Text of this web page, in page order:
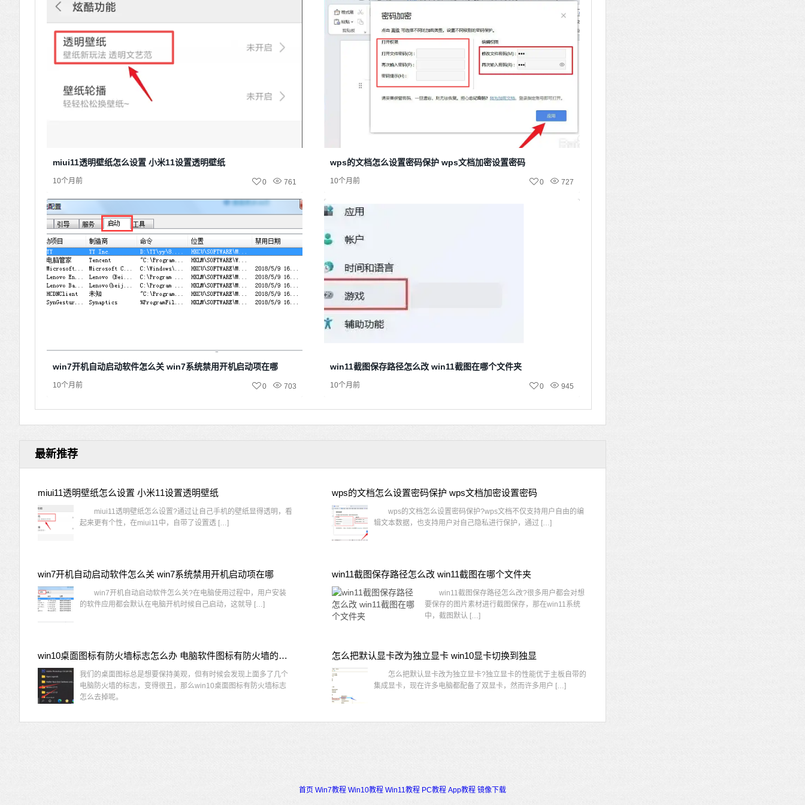
miui11透明壁纸怎么设置 小米11设置透明壁纸
10个月前 761
0
wps的文档怎么设置密码保护 wps文档加密设置密码
10个月前 727
0
win7开机自动启动软件怎么关 win7系统禁用开机启动项在哪
10个月前 703
0
win11截图保存路径怎么改 win11截图在哪个文件夹
10个月前 945
0
最新推荐
miui11透明壁纸怎么设置 小米11设置透明壁纸
miui11透明壁纸怎么设置?通过让自己手机的壁纸显得透明，看
起来更有个性，在miui11中，自带了设置透 […]
wps的文档怎么设置密码保护 wps文档加密设置密码
wps的文档怎么设置密码保护?wps文档不仅支持用户自由的编
辑文本数据，也支持用户对自己隐私进行保护，通过 […]
win7开机自动启动软件怎么关 win7系统禁用开机启动项在哪
win7开机自动启动软件怎么关?在电脑使用过程中，用户安装
的软件应用都会默认在电脑开机时候自己启动，这就导 […]
win11截图保存路径怎么改 win11截图在哪个文件夹
win11截图保存路径怎么改?很多用户都会对想
要保存的图片素材进行截图保存，那在win11系统
中，截图默认 […]
win10桌面图标有防火墙标志怎么办 电脑软件图标有防火墙的小图标怎么去掉
我们的桌面图标总是想要保持美观，但有时候会发现上面多了几个
电脑防火墙的标志，变得很丑，那么win10桌面图标有防火墙标志
怎么去掉呢。
怎么把默认显卡改为独立显卡 win10显卡切换到独显
怎么把默认显卡改为独立显卡?独立显卡的性能优于主板自带的
集成显卡，现在许多电脑都配备了双显卡，然而许多用户 […]
首页 Win7教程 Win10教程 Win11教程 PC教程 App教程 镜像下载